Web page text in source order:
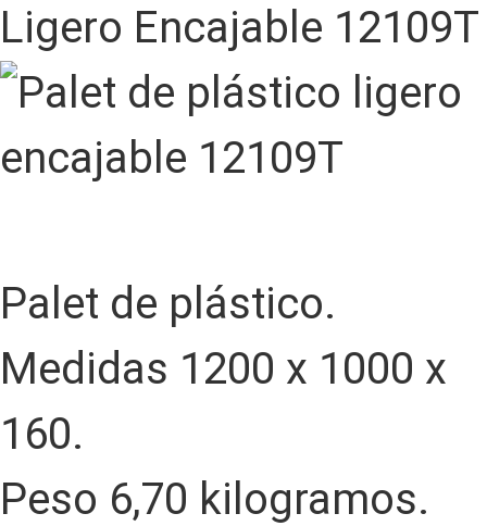
Ligero Encajable 12109T
Palet de plástico.
Medidas 1200 x 1000 x
160.
Peso 6,70 kilogramos.